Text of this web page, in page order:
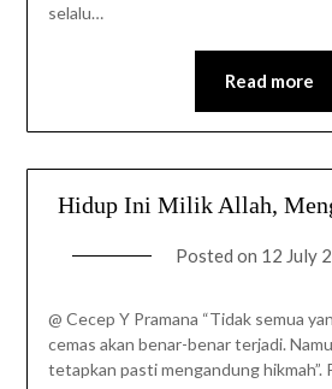
selalu…
Read more
Hidup Ini Milik Allah,
Posted on 12 July
@ Cecep Y Pramana “Tidak semua
cemas akan benar-benar terjadi.
tetapkan pasti mengandung hikmah”.